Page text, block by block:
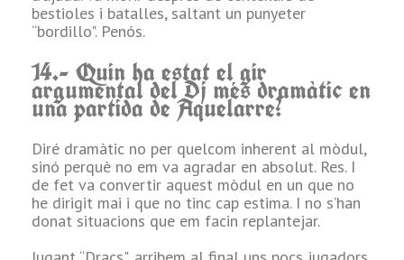
a
g
o
ESPASES
EN ALT
7.- Quin Pj
recordes amb
més afecte?
Aquest ja és un
veritable exercici
de memòria, ja
bestioles i batalles, saltant un punyeter
“bordillo". Penós.
14.- Quin ha estat el gir
argumental del Dj més dramàtic en
una partida de Aquelarre?
Diré dramàtic no per quelcom inherent al mòdul,
sinó perquè no em va agradar en absolut. Res. I
de fet va convertir aquest mòdul en un que no
he dirigit mai i que no tinc cap estima. I no s’han
donat situacions que em facin replantejar.